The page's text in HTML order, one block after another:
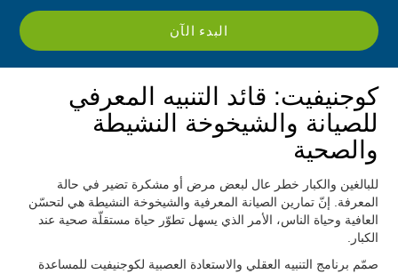
البدء الآن
كوجنيفيت: قائد التنبيه المعرفي
للصيانة والشيخوخة النشيطة
والصحية
للبالغين والكبار خطر عال لبعض مرض أو مشكرة تضير في حالة
المعرفة. إنّ تمارين الصيانة المعرفية والشيخوخة النشيطة هي لتحسّن
العافية وحياة الناس، الأمر الذي يسهل تطوّر حياة مستقلّة صحية عند
الكبار.
صمّم برنامج التنبيه العقلي والاستعادة العصبية لكوجنيفيت للمساعدة